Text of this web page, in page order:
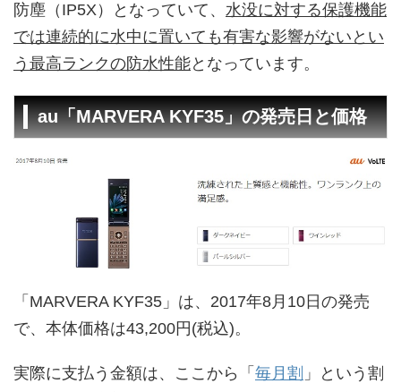
防塵（IP5X）となっていて、 水没に対する保護機能
では連続的に水中に置いても有害な影響がないとい
う最高ランクの防水性能となっています。
au「MARVERA KYF35」の発売日と価格
「MARVERA KYF35」は、2017年8月10日の発売
で、本体価格は43,200円(税込)。
実際に支払う金額は、ここから「 毎月割 」という割